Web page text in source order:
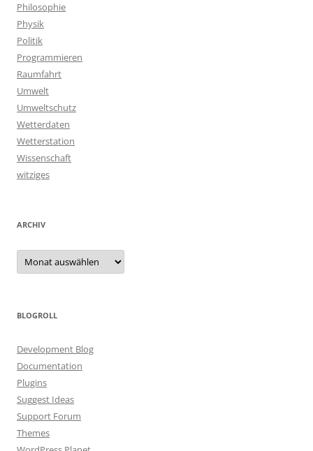
Philosophie
Physik
Politik
Programmieren
Raumfahrt
Umwelt
Umweltschutz
Wetterdaten
Wetterstation
Wissenschaft
witziges
ARCHIV
Archiv
BLOGROLL
Development Blog
Documentation
Plugins
Suggest Ideas
Support Forum
Themes